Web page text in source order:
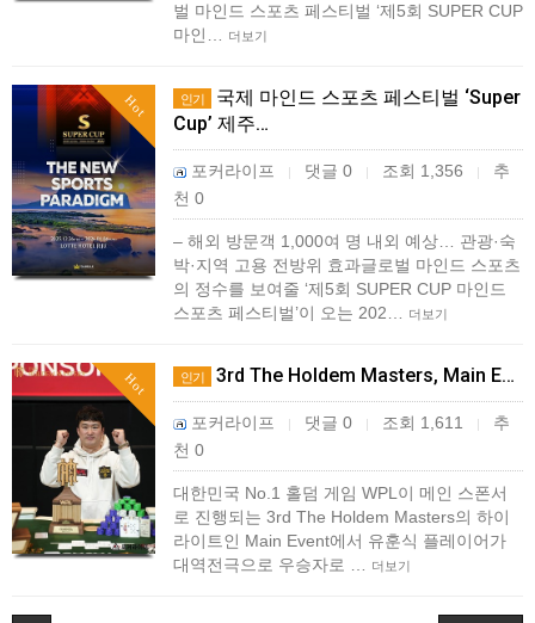
벌 마인드 스포츠 페스티벌 ‘제5회 SUPER CUP
마인…
더보기
Hot 인기
국제 마인드 스포츠 페스티벌 ‘Super
Cup’ 제주…
포커라이프 | 댓글 0 | 조회 1,356 |
추
천 0
– 해외 방문객 1,000여 명 내외 예상… 관광·숙
박·지역 고용 전방위 효과글로벌 마인드 스포츠
의 정수를 보여줄 ‘제5회 SUPER CUP 마인드
스포츠 페스티벌’이 오는 202…
더보기
Hot 인기 3rd The Holdem Masters, Main E…
포커라이프 | 댓글 0 | 조회 1,611 |
추
천 0
대한민국 No.1 홀덤 게임 WPL이 메인 스폰서
로 진행되는 3rd The Holdem Masters의 하이
라이트인 Main Event에서 유훈식 플레이어가
대역전극으로 우승자로 …
더보기